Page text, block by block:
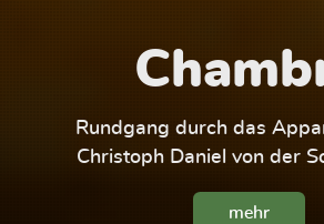
Rundgang durch das
Christoph Daniel von der
mehr